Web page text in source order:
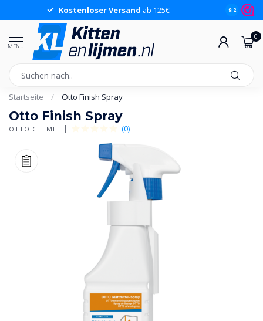
Kostenloser Versand ab 125€ 9.2
MENU
0
Startseite / Otto Finish Spray
Otto Finish Spray
OTTO CHEMIE (0)